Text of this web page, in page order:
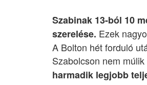
Szabinak 13-ból 10
szerelése. Ezek
A Bolton hét forduló
Szabolcson nem
harmadik legjobb